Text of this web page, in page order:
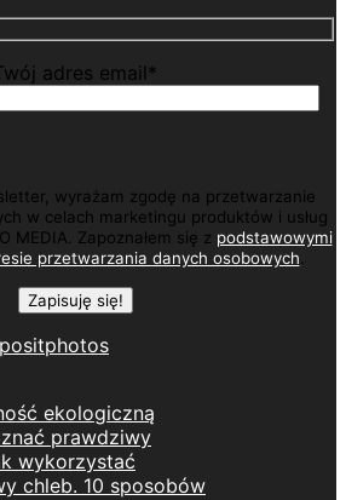
adres email*
wyrażam zgodę na przetwarzanie
w celach marketingu produktów i usług
MEDIA. Zapoznałem się z podstawowymi
przetwarzania danych osobowych
ekologiczną
prawdziwy
wykorzystać
chleb. 10 sposobów